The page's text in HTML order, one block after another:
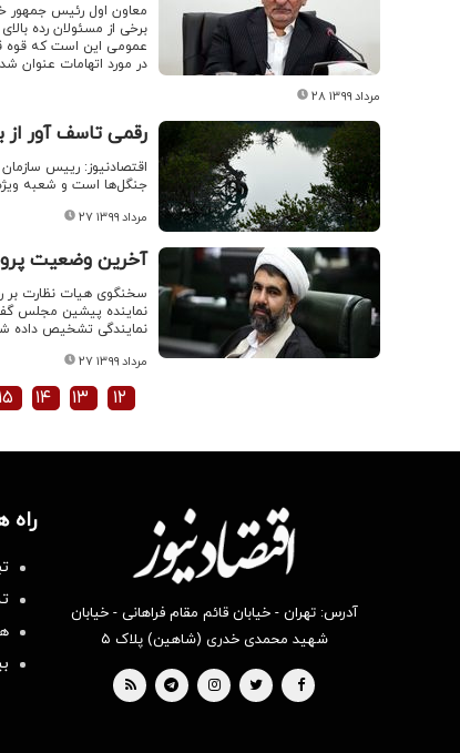
معاون اول رئیس جمهور
برخی از مسئولان رده
عمومی این است که قوه
در مورد اتهامات عنوان
۲۸ مرداد ۱۳۹۹
رقمی تاسف آور
اقتصادنیوز: رییس
جنگل‌ها است و شعبه
۲۷ مرداد ۱۳۹۹
آخرین وضعیت
سخنگوی هیات نظارت بر
نماینده پیشین مجلس
نمایندگی تشخیص داده
۲۷ مرداد ۱۳۹۹
۱۲ ۱۳ ۱۴ ۱۵
آدرس: تهران - خیابان قائم مقام فراهانی - خیابان
شهید محمدی خدری (شاهین) پلاک ۵